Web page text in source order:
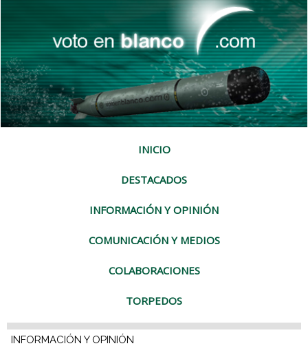
INICIO
DESTACADOS
INFORMACIÓN Y OPINIÓN
COMUNICACIÓN Y MEDIOS
COLABORACIONES
TORPEDOS
INFORMACIÓN Y OPINIÓN